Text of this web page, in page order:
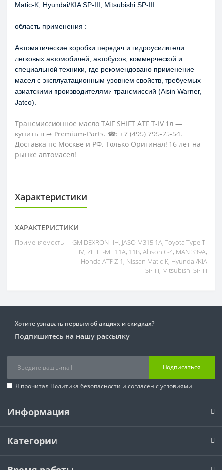
Matic-K, Hyundai/KIA SP-III, Mitsubishi SP-III
область применения :
Автоматические коробки передач и гидроусилители
легковых автомобилей, автобусов, коммерческой и
специальной техники, где рекомендовано применение
масел с эксплуатационным уровнем свойств, требуемых
азиатскими производителями трансмиссий (Aisin Warner,
Jatco).
Трансмиссионное масло TAIF SHIFT ATF T-IV 1л —
купить в ➦ Premium-Parts. ☎: +7 (495) 795-75-54.
Доставка по Москве и РФ. Только Оригинал! 16 лет на
рынке автомасел!
Характеристики
ХАРАКТЕРИСТИКИ
Применяемость
GM DEXRON IIIH, JASO M315 1A, Toyota Type T-
IV, ZF TE-ML 11A, 11B, Allison C-4, MAN 339A,
Honda ATF Z-1, Nissan Matic-K, Hyundai/KIA
SP-III, Mitsubishi SP-III
Хотите узнавать первым об акциях и скидках?
Подпишитесь на нашу рассылку
Подписаться
Я прочитал Политика безопасности и согласен с условиями
Информация
Категории